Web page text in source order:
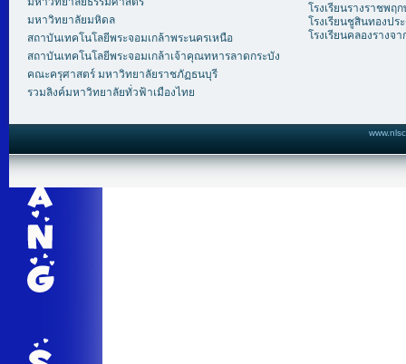
มหาวิทยาลัยมหิดล
สถาบันเทคโนโลยีพระจอมเกล้าพระนครเหนือ
สถาบันเทคโนโลยีพระจอมเกล้าเจ้าคุณทหารลาดกระบัง
คณะครุศาสตร์ มหาวิทยาลัยราชภัฏธนบุรี
รวมลิงค์มหาวิทยาลัยทั่วฟ้าเมืองไทย
โรงเรียนรางราชพฤ
โรงเรียนชูสินทองป
โรงเรียนคลองรางจา